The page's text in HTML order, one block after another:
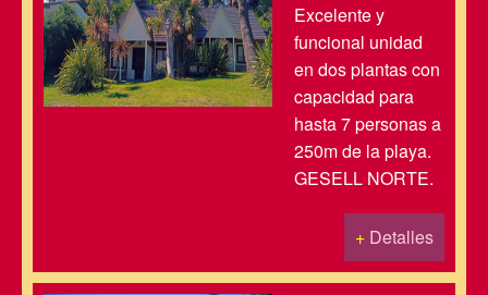
Excelente y
funcional unidad
en dos plantas con
capacidad para
hasta 7 personas a
250m de la playa.
GESELL NORTE.
+ Detalles